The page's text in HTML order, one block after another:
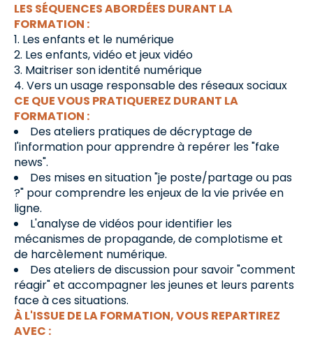
LES SÉQUENCES ABORDÉES DURANT LA
FORMATION :
Les enfants et le numérique
Les enfants, vidéo et jeux vidéo
Maitriser son identité numérique
Vers un usage responsable des réseaux sociaux
CE QUE VOUS PRATIQUEREZ DURANT LA
FORMATION :
Des ateliers pratiques de décryptage de
l'information pour apprendre à repérer les "fake
news".
Des mises en situation "je poste/partage ou pas
?" pour comprendre les enjeux de la vie privée en
ligne.
L'analyse de vidéos pour identifier les
mécanismes de propagande, de complotisme et
de harcèlement numérique.
Des ateliers de discussion pour savoir "comment
réagir" et accompagner les jeunes et leurs parents
face à ces situations.
À L'ISSUE DE LA FORMATION, VOUS REPARTIREZ
AVEC :